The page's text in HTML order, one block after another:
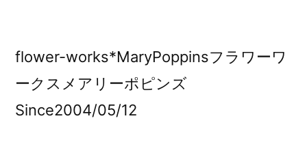
flower-works*MaryPoppinsフラワーワ
ークスメアリーポピンズ
Since2004/05/12